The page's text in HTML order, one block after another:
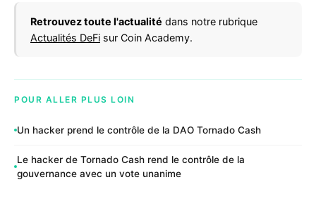
Retrouvez toute l'actualité dans notre rubrique
Actualités DeFi sur Coin Academy.
POUR ALLER PLUS LOIN
Un hacker prend le contrôle de la DAO Tornado Cash
Le hacker de Tornado Cash rend le contrôle de la
gouvernance avec un vote unanime